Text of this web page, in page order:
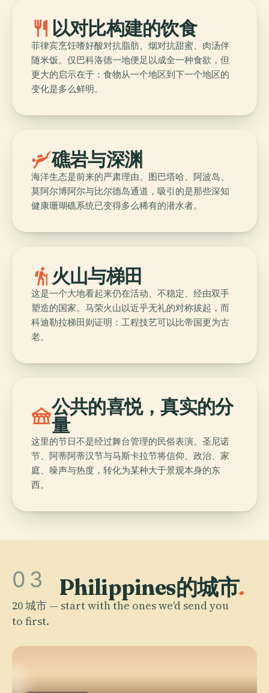
restaurant 以对比构建的饮食
菲律宾烹饪嗜好酸对抗脂肪、烟对抗甜蜜、肉汤伴
随米饭。仅巴科洛德一地便足以成全一种食欲，但
更大的启示在于：食物从一个地区到下一个地区的
变化是多么鲜明。
scuba_diving礁岩与深渊
海洋生态是前来的严肃理由。图巴塔哈、阿波岛、
莫阿尔博阿尔与比尔德岛通道，吸引的是那些深知
健康珊瑚礁系统已变得多么稀有的潜水者。
hiking 火山与梯田
这是一个大地看起来仍在活动、不稳定、经由双手
塑造的国家。马荣火山以近乎无礼的对称拔起，而
科迪勒拉梯田则证明：工程技艺可以比帝国更为古
老。
festival公共的喜悦，真实的分
量
这里的节日不是经过舞台管理的民俗表演。圣尼诺
节、阿蒂阿蒂汉节与马斯卡拉节将信仰、政治、家
庭、噪声与热度，转化为某种大于景观本身的东
西。
03 Philippines的城市.
20 城市 — start with the ones we'd send you
to first.